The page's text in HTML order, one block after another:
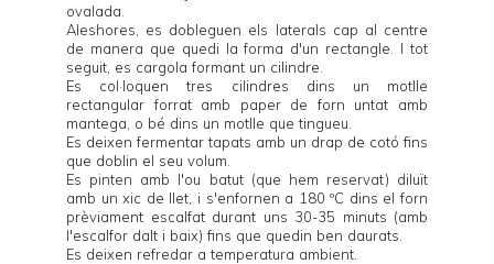
ovalada.
Aleshores, es dobleguen els laterals cap al centre
de manera que quedi la forma d'un rectangle. I tot
seguit, es cargola formant un cilindre.
Es col·loquen tres cilindres dins un motlle
rectangular forrat amb paper de forn untat amb
mantega, o bé dins un motlle que tingueu.
Es deixen fermentar tapats amb un drap de cotó fins
que doblin el seu volum.
Es pinten amb l'ou batut (que hem reservat) diluït
amb un xic de llet, i s'enfornen a 180 ºC dins el forn
prèviament escalfat durant uns 30-35 minuts (amb
l'escalfor dalt i baix) fins que quedin ben daurats.
Es deixen refredar a temperatura ambient.